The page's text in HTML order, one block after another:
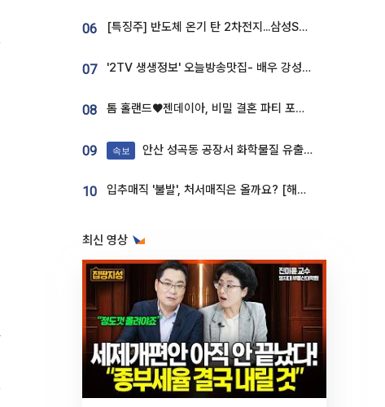
06 [특징주] 반도체 온기 탄 2차전지...삼성SDI, 장 초반 7% 넘게 껑충
07 '2TV 생생정보' 오늘방송맛집- 배우 강성진 단골! 쌀국수ㆍ푸팟퐁 커리 맛집 '블○○○'
08 톰 홀랜드♥젠데이아, 비밀 결혼 파티 포착⋯호텔 대관비만 9억
09 속보 안산 성곡동 공장서 화학물질 유출 사고 발생
10 입추매직 '불발', 처서매직은 올까요? [해시태그]
최신 영상